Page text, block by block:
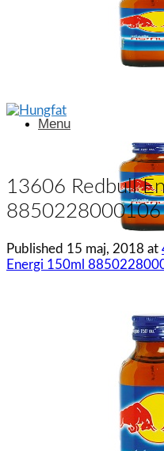
Menu
13606 Redbull
8850228000106
Published 15 maj, 2018 at
Energi 150ml